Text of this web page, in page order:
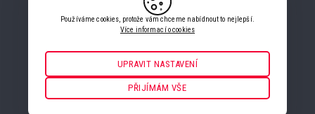
info@gigasro.cz
NASTAVENÍ COOKIES
Používáme cookies, protože vám chceme nabídnout to nejlepší.
Více informací o cookies
UPRAVIT NASTAVENÍ
PŘIJÍMÁM VŠE